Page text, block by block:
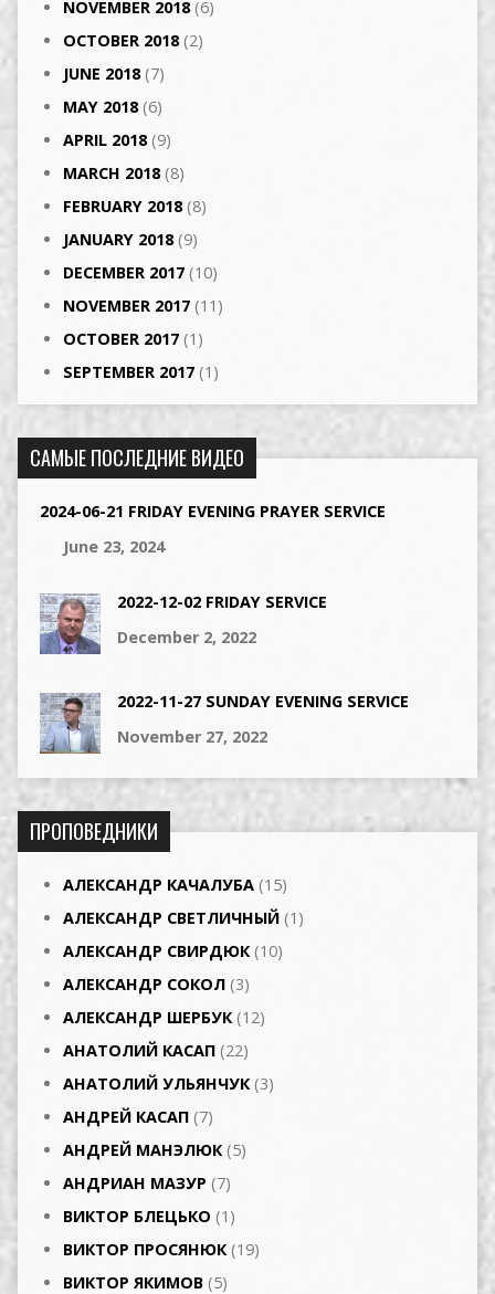
NOVEMBER 2018(6)
OCTOBER 2018(2)
JUNE 2018(7)
MAY 2018(6)
APRIL 2018(9)
MARCH 2018(8)
FEBRUARY 2018(8)
JANUARY 2018(9)
DECEMBER 2017 (10)
NOVEMBER 2017 (11)
OCTOBER 2017 (1)
SEPTEMBER 2017 (1)
САМЫЕ ПОСЛЕДНИЕ ВИДЕО
2024-06-21 FRIDAY EVENING PRAYER SERVICE
June 23, 2024
2022-12-02 FRIDAY SERVICE
December 2, 2022
2022-11-27 SUNDAY EVENING SERVICE
November 27, 2022
ПРОПОВЕДНИКИ
АЛЕКСАНДР КАЧАЛУБА (15)
АЛЕКСАНДР СВЕТЛИЧНЫЙ (1)
АЛЕКСАНДР СВИРДЮК(10)
АЛЕКСАНДР СОКОЛ (3)
АЛЕКСАНДР ШЕРБУК(12)
АНАТОЛИЙ КАСАП (22)
АНАТОЛИЙ УЛЬЯНЧУК(3)
АНДРЕЙ КАСАП (7)
АНДРЕЙ МАНЭЛЮК(5)
АНДРИАН МАЗУР (7)
ВИКТОР БЛЕЦЬКО (1)
ВИКТОР ПРОСЯНЮК(19)
ВИКТОР ЯКИМОВ (5)